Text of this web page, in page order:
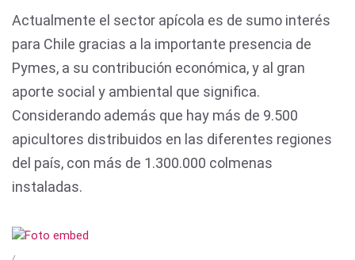
Actualmente el sector apícola es de sumo interés
para Chile gracias a la importante presencia de
Pymes, a su contribución económica, y al gran
aporte social y ambiental que significa.
Considerando además que hay más de 9.500
apicultores distribuidos en las diferentes regiones
del país, con más de 1.300.000 colmenas
instaladas.